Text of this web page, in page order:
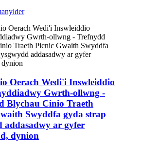
Oerach Wedi'i Inswleiddio
Gwrth-ollwng -
Blychau Cinio Traeth
Swyddfa gyda strap
addasadwy ar gyfer
dynion